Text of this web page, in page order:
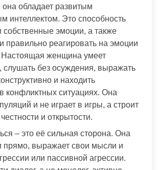
обладает развитым
интеллектом. Это способность
собственные эмоции, а также
правильно реагировать на эмоции
Настоящая женщина умеет
слушать без осуждения, выражать
и находить
конфликтных ситуациях. Она
и не играет в игры, а строит
и открытости.
– это её сильная сторона. Она
прямо, выражает свои мысли и
или пассивной агрессии.